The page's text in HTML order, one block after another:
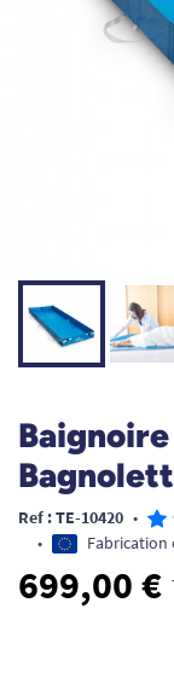
Ref : TE-10420 •
•
Fabrication
699,00 €